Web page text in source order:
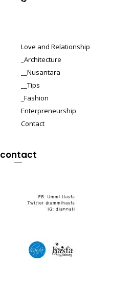
Love and Relationship
_Architecture
__Nusantara
__Tips
_Fashion
Enterpreneurship
Contact
contact